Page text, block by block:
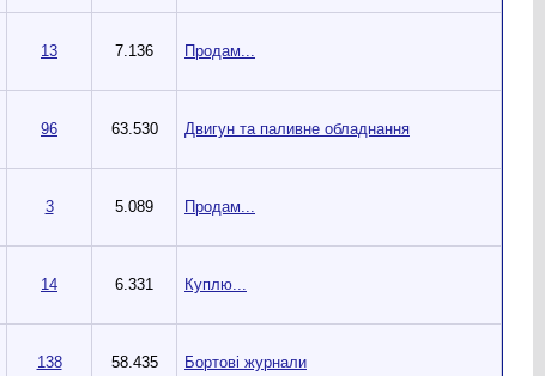
13 7.136 Продам...
96 63.530 Двигун та паливне обладнання
3 5.089 Продам...
14 6.331 Куплю...
138 58.435 Бортові журнали